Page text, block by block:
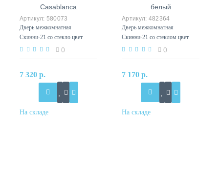
580073
Дверь межкомнатная
Скинни-21 со стекло цвет
Casablanca
0
7 320 р.
482364
Дверь межкомнатная
Скинни-21 со стеклом цвет
белый
0
7 170 р.